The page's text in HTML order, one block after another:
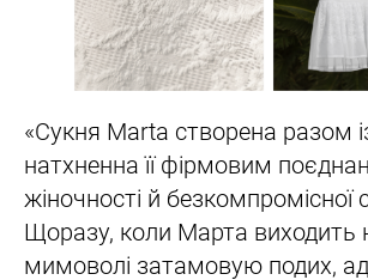
«Сукня Marta створена разом
натхненна її фірмовим
жіночності й безкомпромісної
Щоразу, коли Марта виходить
мимоволі затамовую подих,